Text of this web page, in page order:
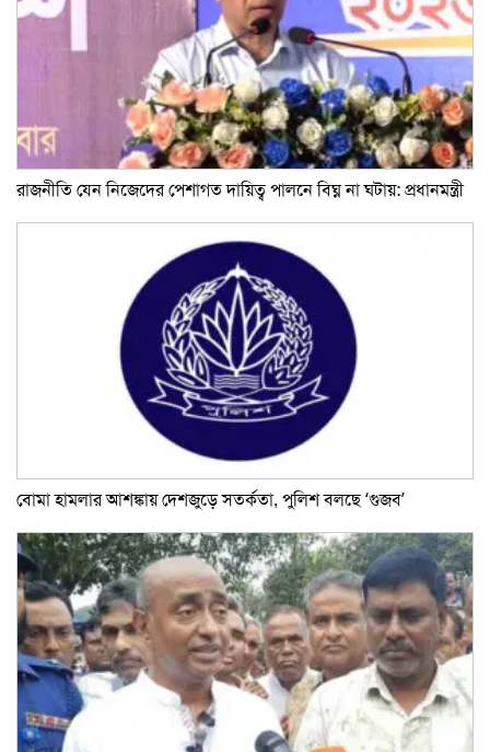
রাজনীতি যেন নিজেদের পেশাগত দায়িত্ব পালনে বিঘ্ন না ঘটায়: প্রধানমন্ত্রী
বোমা হামলার আশঙ্কায় দেশজুড়ে সতর্কতা, পুলিশ বলছে ‘গুজব’